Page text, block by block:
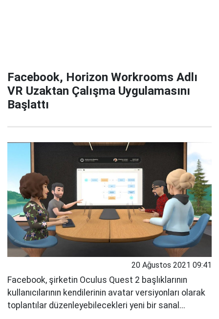
Facebook, Horizon Workrooms Adlı
VR Uzaktan Çalışma Uygulamasını
Başlattı
20 Ağustos 2021 09:41
Facebook, şirketin Oculus Quest 2 başlıklarının
kullanıcılarının kendilerinin avatar versiyonları olarak
toplantılar düzenleyebilecekleri yeni bir sanal...